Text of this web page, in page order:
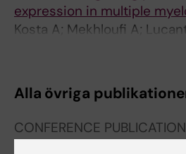
expression in multiple
Kosta A; Mekhloufi A;
Soriani A; Cippitelli M;
Alla övriga
CONFERENCE